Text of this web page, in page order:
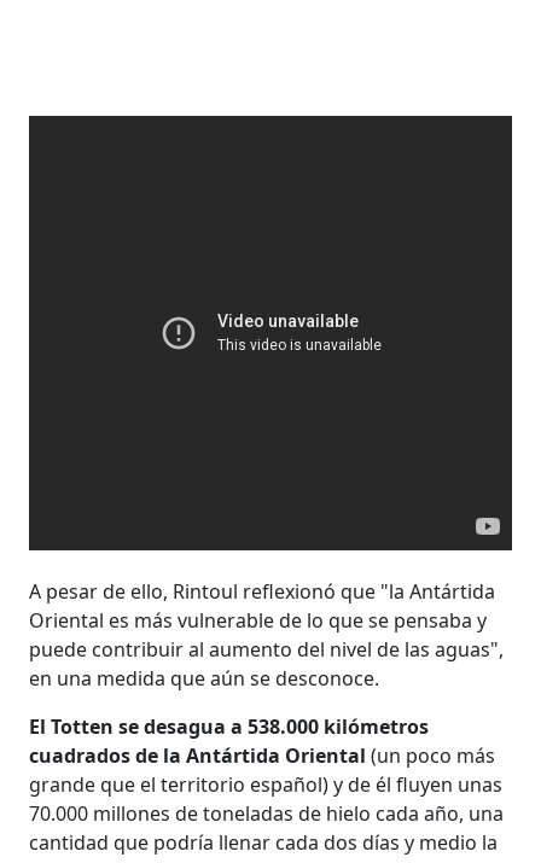
A pesar de ello, Rintoul reflexionó que "la Antártida
Oriental es más vulnerable de lo que se pensaba y
puede contribuir al aumento del nivel de las aguas",
en una medida que aún se desconoce.
El Totten se desagua a 538.000 kilómetros
cuadrados de la Antártida Oriental(un poco más
grande que el territorio español) y de él fluyen unas
70.000 millones de toneladas de hielo cada año, una
cantidad que podría llenar cada dos días y medio la